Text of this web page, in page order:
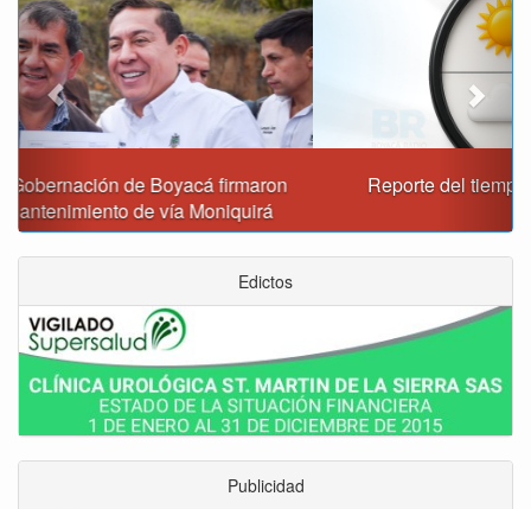
Reporte del tiempo en Boyacá para el viernes
Edictos
Publicidad